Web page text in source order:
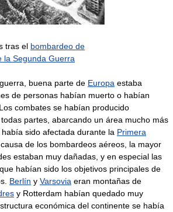
tras el bombardeo de
la Segunda Guerra
buena parte de Europa estaba
de personas habían muerto o habían
combates se habían producido
partes, abarcando un área mucho más
sido afectada durante la Primera
causa de los bombardeos aéreos, la mayor
estaban muy dañadas, y en especial las
habían sido los objetivos principales de
Berlín y Varsovia eran montañas de
y Rotterdam habían quedado muy
económica del continente se había